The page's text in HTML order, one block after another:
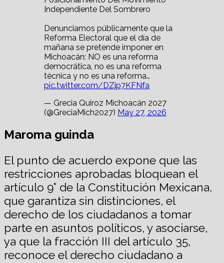
Independiente Del Sombrero
Denunciamos públicamente que la
Reforma Electoral que el día de
mañana se pretende imponer en
Michoacán: NO es una reforma
democrática, no es una reforma
técnica y no es una reforma…
pic.twitter.com/DZjp7KFNfa
— Grecia Quiroz Michoacán 2027
(@GreciaMich2027) May 27, 2026
Maroma guinda
El punto de acuerdo expone que las
restricciones aprobadas bloquean el
artículo 9° de la Constitución Mexicana,
que garantiza sin distinciones, el
derecho de los ciudadanos a tomar
parte en asuntos políticos, y asociarse,
ya que la fracción III del artículo 35,
reconoce el derecho ciudadano a